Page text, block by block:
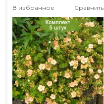
В избранное Сравнить